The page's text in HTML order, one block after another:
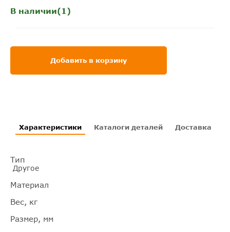
В наличии(1)
Добавить в корзину
Характеристики Каталоги деталей Доставка
Тип
Другое
Материал
Вес, кг
Размер, мм